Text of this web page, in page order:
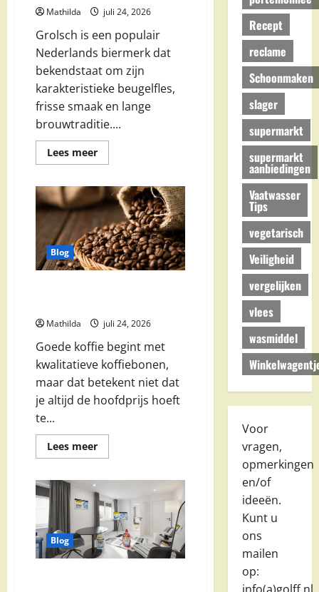
Mathilda juli 24, 2026
Grolsch is een populair
Nederlands biermerk dat
bekendstaat om zijn
karakteristieke beugelfles,
frisse smaak en lange
brouwtraditie....
Lees meerLees
meer
aanbieding
vinden:
zo
koop
je
Grolsch
bier
voordelig
Blog
Mathilda juli 24, 2026
Goede koffie begint met
kwalitatieve koffiebonen,
maar dat betekent niet dat
je altijd de hoofdprijs hoeft
te...
Lees meerLees
meer
slim
besparen
op
kwaliteit
en
smaak
Blog
Recept
reclame
Schoonmaken
slager
supermarkt
supermarkt
aanbiedingen
Vaatwasser
Tips
vegetarisch
Veiligheid
vergelijken
vlees
wasmiddel
Voor
vragen,
opmerkingen
en/of
ideeën.
Kunt u
ons
mailen
op: